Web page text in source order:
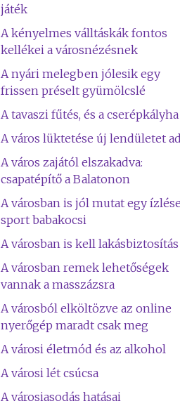
játék
A kényelmes válltáskák fontos
kellékei a városnézésnek
A nyári melegben jólesik egy
frissen préselt gyümölcslé
A tavaszi fűtés, és a cserépkályha
A város lüktetése új lendületet ad
A város zajától elszakadva:
csapatépítő a Balatonon
A városban is jól mutat egy
sport babakocsi
A városban is kell lakásbiztosítás
A városban remek lehetőségek
vannak a masszázsra
A városból elköltözve az online
nyerőgép maradt csak meg
A városi életmód és az alkohol
A városi lét csúcsa
A városiasodás hatásai